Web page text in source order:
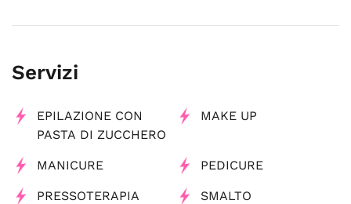
Servizi
EPILAZIONE CON
PASTA DI ZUCCHERO
MAKE UP
MANICURE PEDICURE
PRESSOTERAPIA
SMALTO